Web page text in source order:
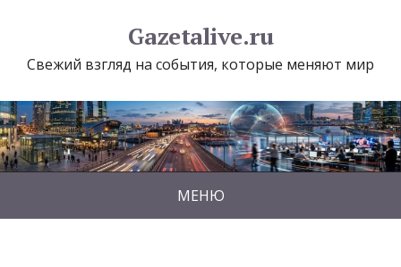
Gazetalive.ru
Свежий взгляд на события, которые меняют мир
МЕНЮ